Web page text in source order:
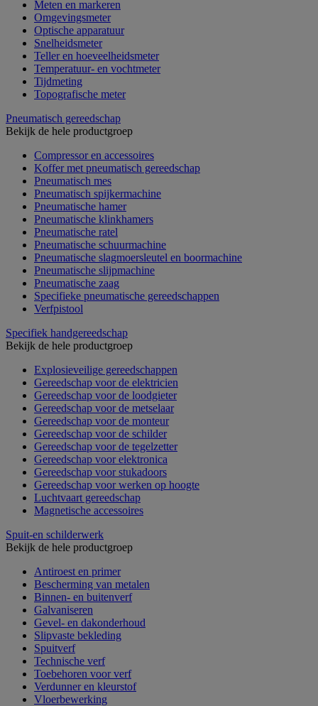
Meten en markeren
Omgevingsmeter
Optische apparatuur
Snelheidsmeter
Teller en hoeveelheidsmeter
Temperatuur- en vochtmeter
Tijdmeting
Topografische meter
Pneumatisch gereedschap
Bekijk de hele productgroep
Compressor en accessoires
Koffer met pneumatisch gereedschap
Pneumatisch mes
Pneumatisch spijkermachine
Pneumatische hamer
Pneumatische klinkhamers
Pneumatische ratel
Pneumatische schuurmachine
Pneumatische slagmoersleutel en boormachine
Pneumatische slijpmachine
Pneumatische zaag
Specifieke pneumatische gereedschappen
Verfpistool
Specifiek handgereedschap
Bekijk de hele productgroep
Explosieveilige gereedschappen
Gereedschap voor de elektricien
Gereedschap voor de loodgieter
Gereedschap voor de metselaar
Gereedschap voor de monteur
Gereedschap voor de schilder
Gereedschap voor de tegelzetter
Gereedschap voor elektronica
Gereedschap voor stukadoors
Gereedschap voor werken op hoogte
Luchtvaart gereedschap
Magnetische accessoires
Spuit-en schilderwerk
Bekijk de hele productgroep
Antiroest en primer
Bescherming van metalen
Binnen- en buitenverf
Galvaniseren
Gevel- en dakonderhoud
Slipvaste bekleding
Spuitverf
Technische verf
Toebehoren voor verf
Verdunner en kleurstof
Vloerbewerking